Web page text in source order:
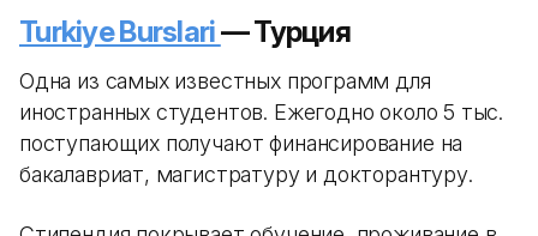
Turkiye Burslari— Турция
Одна из самых известных программ для
иностранных студентов. Ежегодно около 5 тыс.
поступающих получают финансирование на
бакалавриат, магистратуру и докторантуру.